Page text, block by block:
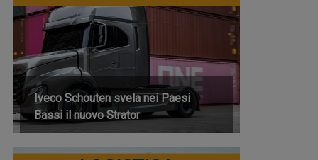
Iveco Schouten svela nei Paesi
Bassi il nuovo Strator